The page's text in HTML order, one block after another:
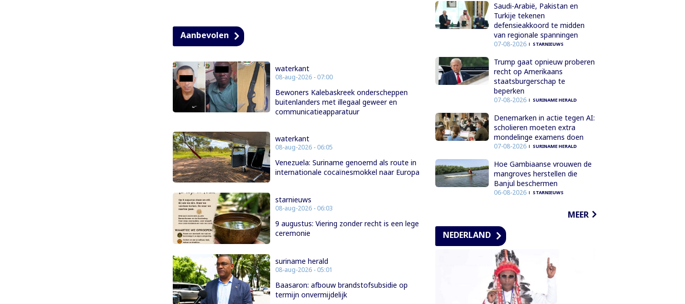
Aanbevolen
waterkant
08-aug-2026 - 07:00
Bewoners Kalebaskreek onderscheppen
buitenlanders met illegaal geweer en
communicatieapparatuur
waterkant
08-aug-2026 - 06:05
Venezuela: Suriname genoemd als route in
internationale cocaïnesmokkel naar Europa
starnieuws
08-aug-2026 - 06:03
9 augustus: Viering zonder recht is een lege
ceremonie
suriname herald
08-aug-2026 - 05:01
Baasaron: afbouw brandstofsubsidie op
termijn onvermijdelijk
Saudi-Arabië, Pakistan en
Turkije tekenen
defensieakkoord te midden
van regionale spanningen
07-08-2026 STARNIEUWS
Trump gaat opnieuw proberen
recht op Amerikaans
staatsburgerschap te
beperken
07-08-2026 SURINAME HERALD
Denemarken in actie tegen AI:
scholieren moeten extra
mondelinge examens doen
07-08-2026 SURINAME HERALD
Hoe Gambiaanse vrouwen de
mangroves herstellen die
Banjul beschermen
06-08-2026 STARNIEUWS
MEER
NEDERLAND